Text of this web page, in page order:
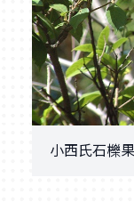
小西氏石櫟